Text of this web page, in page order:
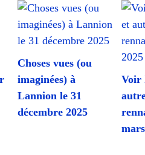
Choses vues (ou
imaginées) à
Lannion le 31
décembre 2025
Voir